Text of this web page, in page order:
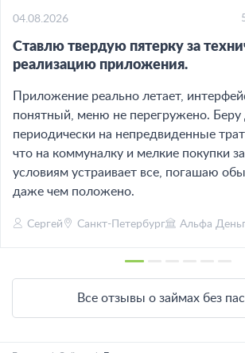
04.08.2026
Ставлю твердую пятерку за
реализацию приложения.
Приложение реально летает,
понятный, меню не перегружено. Беру
периодически на непредвиденные
что на коммуналку и мелкие покупки
условиям устраивает все, погашаю
даже чем положено.
Сергей Санкт-Петербург Альфа
Все отзывы о займах без